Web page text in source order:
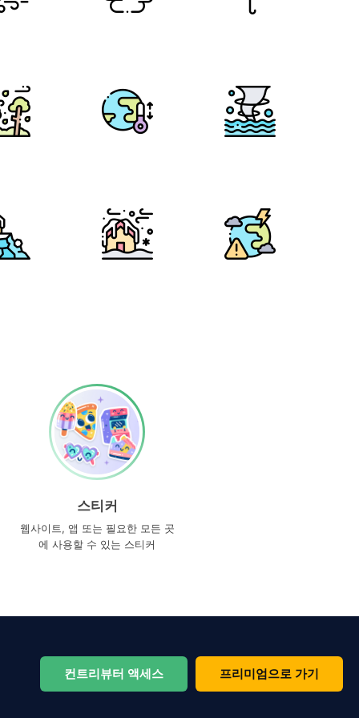
스티커
웹사이트, 앱 또는 필요한 모든 곳
에 사용할 수 있는 스티커
컨트리뷰터 액세스 프리미엄으로 가기